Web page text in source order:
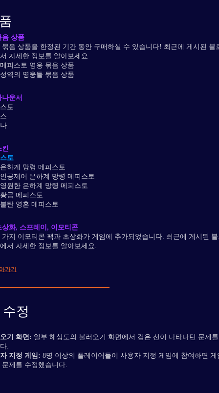
음 상품
묶음 상품을 한정된 기간 동안 구매하실 수 있습니다! 최근에 게시된 블
자세한 정보를 알아보세요.
메피스토 영웅 묶음 상품
성역의 영웅들 묶음 상품
운서
토
토
은하계 망령 메피스토
인공제어 은하계 망령 메피스토
영원한 은하계 망령 메피스토
황금 메피스토
불탄 영혼 메피스토
상화, 스프레이, 이모티콘
가지 이모티콘 팩과 초상화가 게임에 추가되었습니다. 최근에 게시된
서 자세한 정보를 알아보세요.
가기
정
기 화면: 일부 해상도의 불러오기 화면에서 검은 선이 나타나던 문제
.
지정 게임: 8명 이상의 플레이어들이 사용자 지정 게임에 참여하면 게
문제를 수정했습니다.